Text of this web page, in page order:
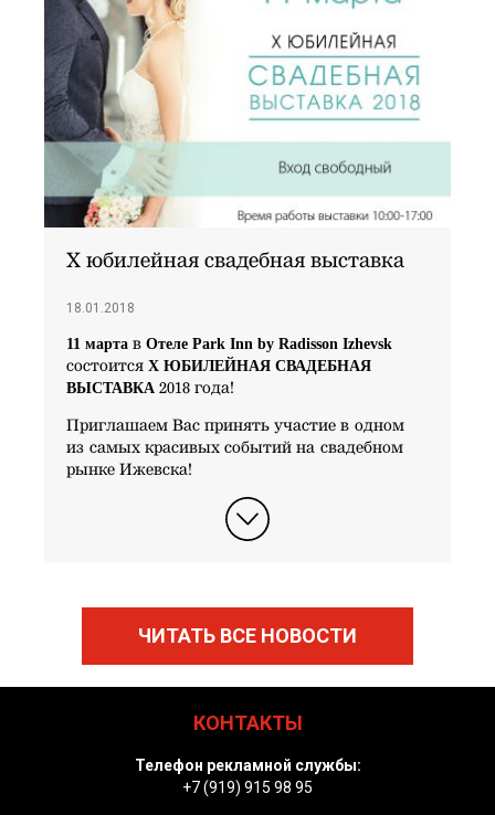
X юбилейная свадебная выставка
18.01.2018
11 марта в Отеле Park Inn by Radisson Izhevsk
состоится X ЮБИЛЕЙНАЯ СВАДЕБНАЯ
ВЫСТАВКА 2018 года!
Приглашаем Вас принять участие в одном
из самых красивых событий на свадебном
рынке Ижевска!
ЧИТАТЬ ВСЕ НОВОСТИ
КОНТАКТЫ
Телефон рекламной службы:
+7 (919) 915 98 95